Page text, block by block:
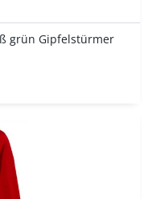
grün Gipfelstürmer